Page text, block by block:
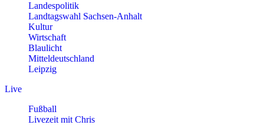
Landespolitik
Landtagswahl Sachsen-Anhalt
Kultur
Wirtschaft
Blaulicht
Mitteldeutschland
Leipzig
Live
Fußball
Livezeit mit Chris